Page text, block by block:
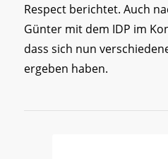
Respect berichtet. Auch
Günter mit dem IDP im
dass sich nun
ergeben haben.